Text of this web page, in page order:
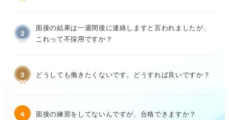
2
面接の結果は一週間後に連絡しますと言われましたが、
これって不採用ですか？
3 どうしても働きたくないです。どうすれば良いですか？
4 面接の練習をしてないんですが、合格できますか？